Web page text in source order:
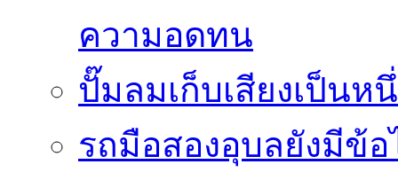
ความอดทน
ปั๊มลมเก็บเสียงเป็น
รถมือสองอุบลยังมีข้อ